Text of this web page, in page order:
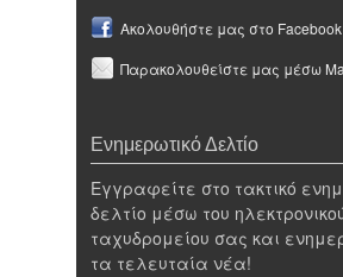
Ακολουθήστε μας στο Facebook
Παρακολουθείστε μας μέσω
Ενημερωτικό Δελτίο
Εγγραφείτε στο τακτικό
δελτίο μέσω του
ταχυδρομείου σας και
τα τελευταία νέα!